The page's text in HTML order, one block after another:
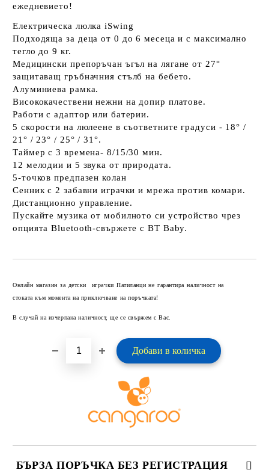
ежедневието!
Електрическа люлка iSwing
Подходяща за деца от 0 до 6 месеца и с максимално
тегло до 9 кг.
Медицински препоръчан ъгъл на лягане от 27°
защитаващ гръбначния стълб на бебето.
Алуминиева рамка.
Висококачествени нежни на допир платове.
Работи с адаптор или батерии.
5 скорости на люлеене в съответните градуси - 18° /
21° / 23° / 25° / 31°.
Таймер с 3 времена- 8/15/30 мин.
12 мелодии и 5 звука от природата.
5-точков предпазен колан
Сенник с 2 забавни играчки и мрежа против комари.
Дистанционно управление.
Пускайте музика от мобилното си устройство чрез
опцията Bluetooth-свържете с BT Baby.
Онлайн магазин за детски играчки Патиланци не гарантира наличност на
стоката към момента на приключване на поръчката!
В случай на изчерпана наличност, ще се свържем с Вас.
БЪРЗА ПОРЪЧКА БЕЗ РЕГИСТРАЦИЯ